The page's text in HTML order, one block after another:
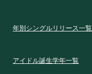
年別シングルリリース一覧
アイドル誕生学年一覧